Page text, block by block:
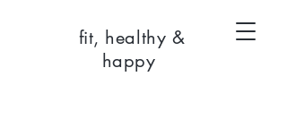
fit, healthy &
happy